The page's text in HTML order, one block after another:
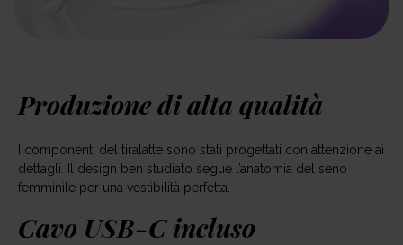
Produzione di alta qualità
I componenti del tiralatte sono stati progettati con attenzione ai
dettagli. Il design ben studiato segue l’anatomia del seno
femminile per una vestibilità perfetta.
Cavo USB-C incluso